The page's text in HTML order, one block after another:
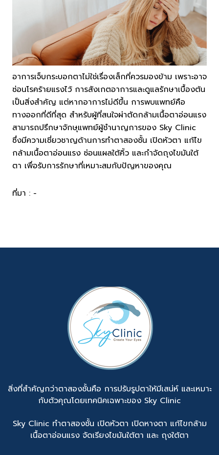
อาการเจ็บกระบอกตาไม่ใช่เรื่องเล็กที่ควรมองข้าม เพราะอาจ
ซ่อนโรคร้ายแรงไว้ การสังเกตอาการและดูแลรักษาเบื้องต้น
เป็นสิ่งสำคัญ แต่หากอาการไม่ดีขึ้น การพบแพทย์คือ
ทางออกที่ดีที่สุด สำหรับผู้ที่สนใจผ่าตัดกล้ามเนื้อตาอ่อนแรง
สามารถปรึกษาจักษุแพทย์ผู้ชำนาญการของ Sky Clinic
ซึ่งมีความเชี่ยวชาญด้านการทำตาสองชั้น เปิดหัวตา แก้ไข
กล้ามเนื้อตาอ่อนแรง ซ่อนแผลใต้คิ้ว และกำจัดถุงไขมันใต้
ตา เพื่อรับการรักษาที่เหมาะสมกับปัญหาของคุณ
ที่มา : -
สิ่งที่สำคัญกว่าตาสองชั้นคือ การปรับรูปตาให้มีเสน่ห์ และเหมาะ
กับตัวคุณโดยเทคนิคเฉพาะของ Sky Clinic
Sky Clinic ทำตาสองชั้น เปิดหัวตา เปิดหางตา แก้ไขกล้าม
เนื้อตาอ่อนแรง จัดเรียงไขมันใต้ตา และ ถุงใต้ตา